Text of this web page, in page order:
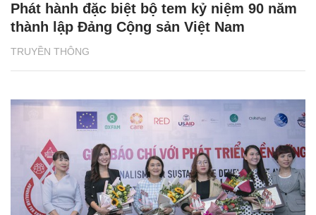
TRUYỀN THÔNG
Phát hành đặc biệt bộ tem kỷ niệm 90 năm
thành lập Đảng Cộng sản Việt Nam